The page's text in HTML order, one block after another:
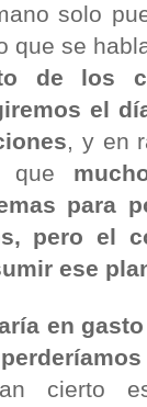
solo
que se
de los
el
, y en
que
para
pero el
ese
en
cierto